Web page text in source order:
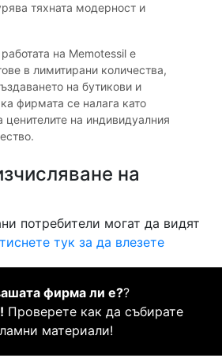
тяхната модерност и
на Memotessil е
в лимитирани количества,
на бутикови и
фирмата се налага като
ценителите на индивидуалния
на
потребители могат да видят
тук за да влезете
фирма ли е??
Проверете как да събирате
материали!